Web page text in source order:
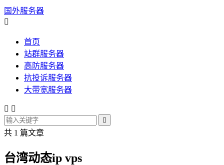
国外服务器

首页
站群服务器
高防服务器
抗投诉服务器
大带宽服务器
 

共 1 篇文章
台湾动态ip vps